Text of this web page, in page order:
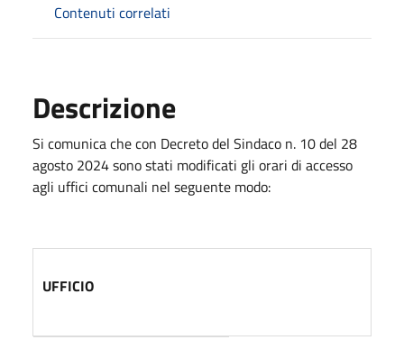
Contenuti correlati
Descrizione
Si comunica che con Decreto del Sindaco n. 10 del 28
agosto 2024 sono stati modificati gli orari di accesso
agli uffici comunali nel seguente modo:
UFFICIO